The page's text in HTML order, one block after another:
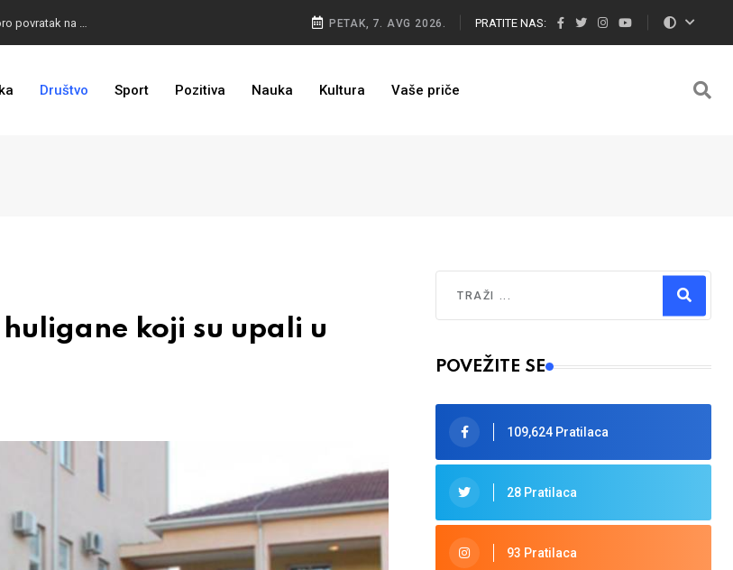
PETAK, 7. AVG 2026. PRATITE NAS:
Društvo Sport Pozitiva Nauka Kultura Vaše priče
huligane koji su upali u
Type 2 or more characters for results.
POVEŽITE SE
109,624 Pratilaca
28 Pratilaca
93 Pratilaca